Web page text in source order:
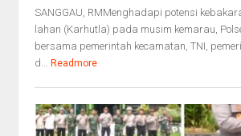
SANGGAU, RMMenghadapi potensi
lahan (Karhutla) pada musim kemarau,
bersama pemerintah kecamatan, TNI,
d... Readmore